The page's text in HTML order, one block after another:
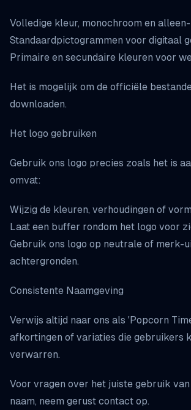
Volledige kleur, monochroom en
Standaardpictogrammen voor digitaal
Primaire en secundaire kleuren voor
Het is mogelijk om de officiële
downloaden.
Het logo gebruiken
Gebruik ons logo precies zoals het is
omvat:
Wijzig de kleuren, verhoudingen of
Laat een buffer rondom het logo voor
Gebruik ons logo op neutrale of merk-
achtergronden.
Consistente Naamgeving
Verwijs altijd naar ons als 'Popcorn
afkortingen of variaties die gebruikers
verwarren.
Voor vragen over het juiste gebruik
naam, neem gerust contact op.